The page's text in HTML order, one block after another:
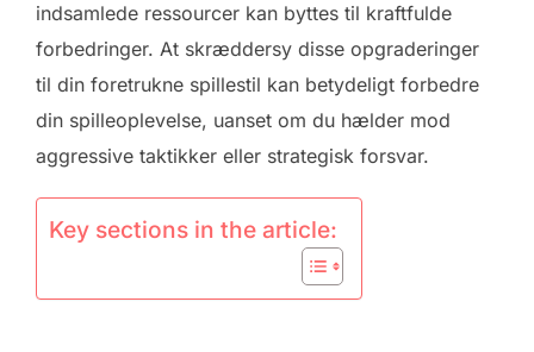
indsamlede ressourcer kan byttes til kraftfulde
forbedringer. At skræddersy disse opgraderinger
til din foretrukne spillestil kan betydeligt forbedre
din spilleoplevelse, uanset om du hælder mod
aggressive taktikker eller strategisk forsvar.
Key sections in the article: